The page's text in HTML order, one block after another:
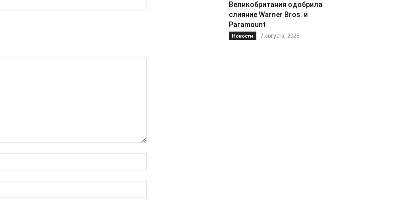
Великобритания одобрила
слияние Warner Bros. и
Paramount
Новости 7 августа, 2026